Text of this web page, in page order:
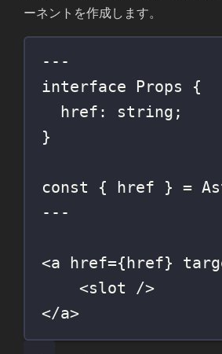
ーネントを作成します。
---
interface
Props {
href : string ;
}
const { href } =
---
<a href={ href}
<slot />
</a>